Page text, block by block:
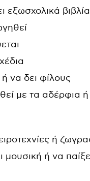
εξωσχολικά βιβλία
ή να δει φίλους
με τα αδέρφια ή
ή
μουσική ή να